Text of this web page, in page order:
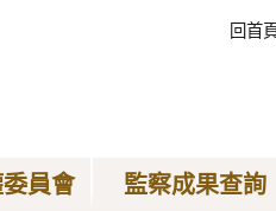
回首頁
員會 監察成果查詢